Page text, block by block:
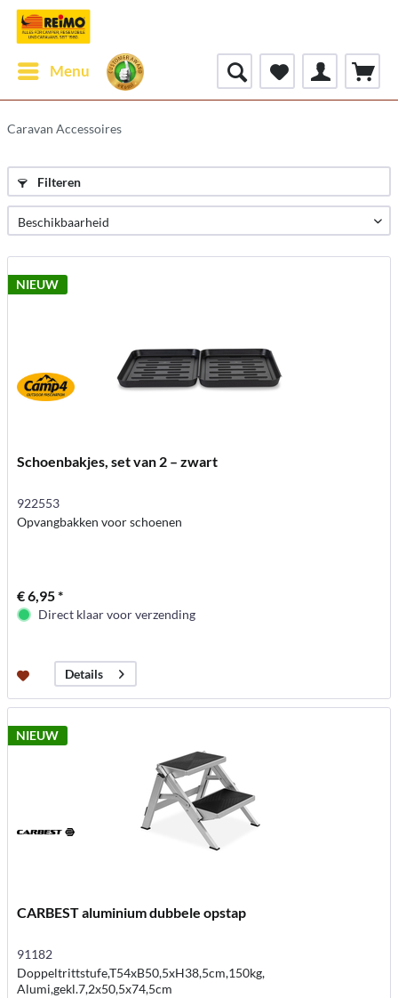
Menu
Caravan Accessoires
Filteren
NIEUW
Schoenbakjes, set van 2 – zwart
922553
Opvangbakken voor schoenen
€ 6,95 *
Direct klaar voor verzending
Details
NIEUW
CARBEST aluminium dubbele opstap
91182
Doppeltrittstufe,T54xB50,5xH38,5cm,150kg,
Alumi,gekl.7,2x50,5x74,5cm